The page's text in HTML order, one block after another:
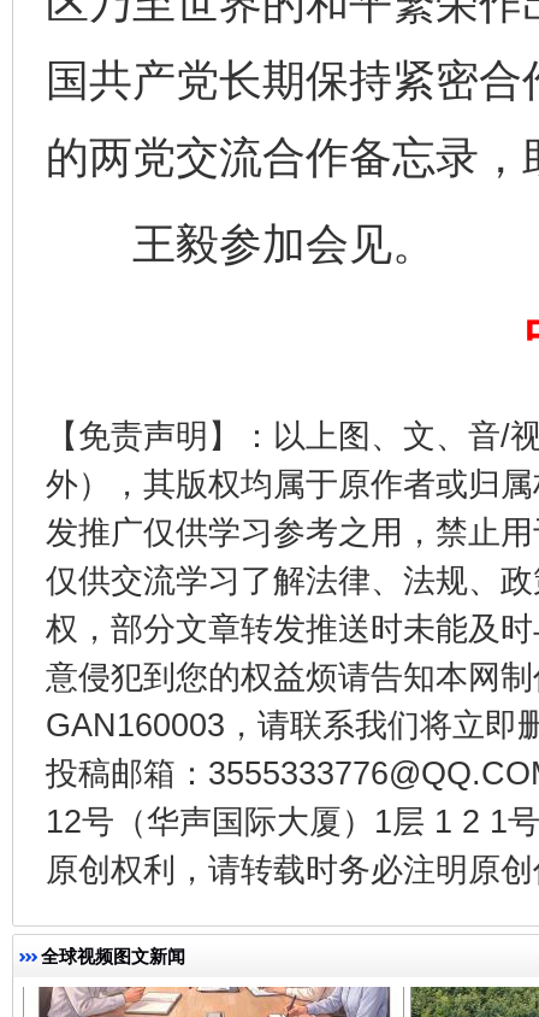
国共产党长期保持紧密
的两党交流合作备忘录
王毅参加会见。
【免责声明】：以上图、文、音/
外），其版权均属于原作者或归
发推广仅供学习参考之用，禁止
仅供交流学习了解法律、法规、
权，部分文章转发推送时未能及
意侵犯到您的权益烦请告知本网
GAN160003，请联系我们将立即
投稿邮箱：
12号（华声国际大厦）1层 1 2 1
原创权利，请转载时务必注明原
全球视频图文新闻
千年窑火 生生不息 一
揭开“小金库”的免责幌子